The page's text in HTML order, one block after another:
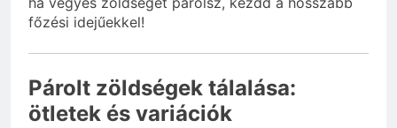
főzési idejűekkel!
Párolt zöldségek tálalása:
ötletek és variációk